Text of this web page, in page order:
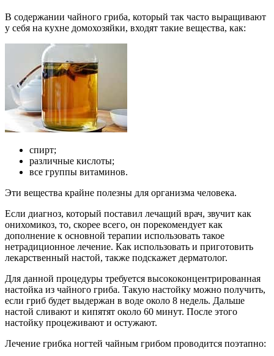
В содержании чайного гриба, который так часто выращивают
у себя на кухне домохозяйки, входят такие вещества, как:
спирт;
различные кислоты;
все группы витаминов.
Эти вещества крайне полезны для организма человека.
Если диагноз, который поставил лечащий врач, звучит как
онихомикоз, то, скорее всего, он порекомендует как
дополнение к основной терапии использовать такое
нетрадиционное лечение. Как использовать и приготовить
лекарственный настой, также подскажет дерматолог.
Для данной процедуры требуется высококонцентрированная
настойка из чайного гриба. Такую настойку можно получить,
если гриб будет выдержан в воде около 8 недель. Дальше
настой сливают и кипятят около 60 минут. После этого
настойку процеживают и остужают.
Лечение грибка ногтей чайным грибом проводится поэтапно: